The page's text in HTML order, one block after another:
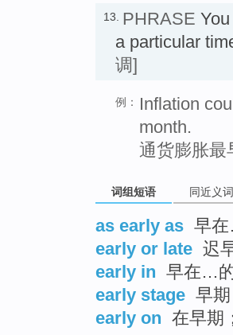
13. PHRASE
a particular
调]
例：
Inflation
month.
通货膨胀最
词组短语 同近义词
as early as 早
early or late 迟
early in 早在…
early stage 早
early on 在早期